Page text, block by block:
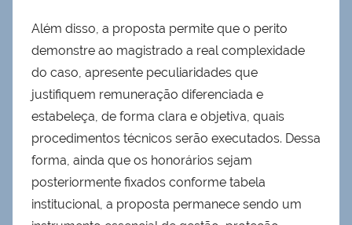
Além disso, a proposta permite que o perito
demonstre ao magistrado a real complexidade
do caso, apresente peculiaridades que
justifiquem remuneração diferenciada e
estabeleça, de forma clara e objetiva, quais
procedimentos técnicos serão executados. Dessa
forma, ainda que os honorários sejam
posteriormente fixados conforme tabela
institucional, a proposta permanece sendo um